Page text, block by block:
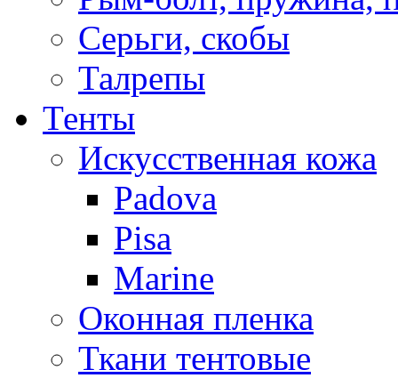
Серьги, скобы
Талрепы
Тенты
Искусственная кожа
Padova
Pisa
Marine
Оконная пленка
Ткани тентовые